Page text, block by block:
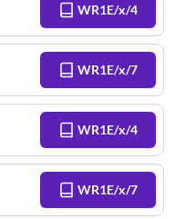
WR1E/x/4
WR1E/x/7
WR1E/x/4
WR1E/x/7